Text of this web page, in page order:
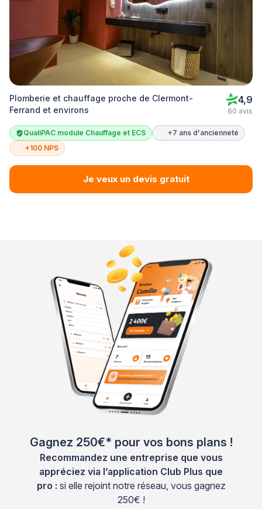
Plomberie et chauffage proche de Clermont-
Ferrand et environs
4,9
60 avis
QualiPAC module Chauffage et ECS
+7 ans d'ancienneté
+100 NPS
Je veux un devis gratuit
Gagnez 250€* pour vos bons plans !
Recommandez une entreprise que vous
appréciez via l’application Club Plus que
pro : si elle rejoint notre réseau, vous gagnez
250€ !